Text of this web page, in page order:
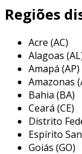
com excelência,
nossos
oferecer
pela qualidade
nível de
o selo mecânico
essencial em
industrial,
fluidos, como
entre o eixo
Regiões
Acre (AC)
Alagoas
Amapá (AP)
Amazonas
Bahia (BA)
Ceará (CE)
Distrito
Espírito
Goiás (GO)